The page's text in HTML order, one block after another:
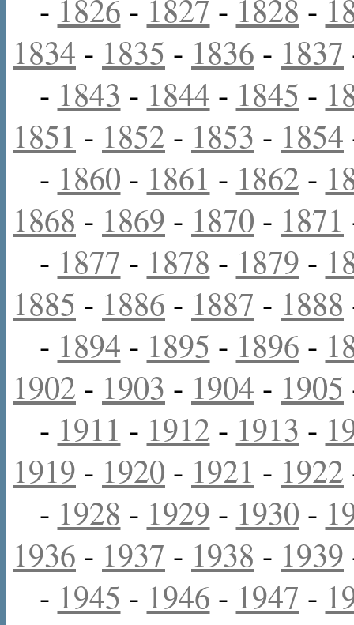
- 1826 - 1827 - 1828 -
1834 - 1835 - 1836 - 1837
- 1843 - 1844 - 1845 -
1851 - 1852 - 1853 - 1854
- 1860 - 1861 - 1862 -
1868 - 1869 - 1870 - 1871
- 1877 - 1878 - 1879 -
1885 - 1886 - 1887 - 1888
- 1894 - 1895 - 1896 -
1902 - 1903 - 1904 - 1905
- 1911 - 1912 - 1913 -
1919 - 1920 - 1921 - 1922
- 1928 - 1929 - 1930 -
1936 - 1937 - 1938 - 1939
- 1945 - 1946 - 1947 -